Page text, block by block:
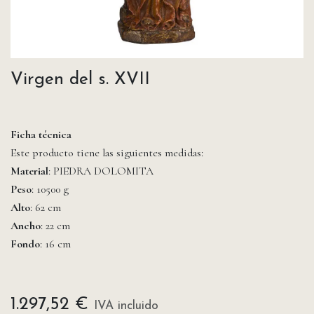
Virgen del s. XVII
Ficha técnica
Este producto tiene las siguientes medidas:
Material: PIEDRA DOLOMITA
Peso: 10500 g
Alto: 62 cm
Ancho: 22 cm
Fondo: 16 cm
1.297,52 € IVA incluido